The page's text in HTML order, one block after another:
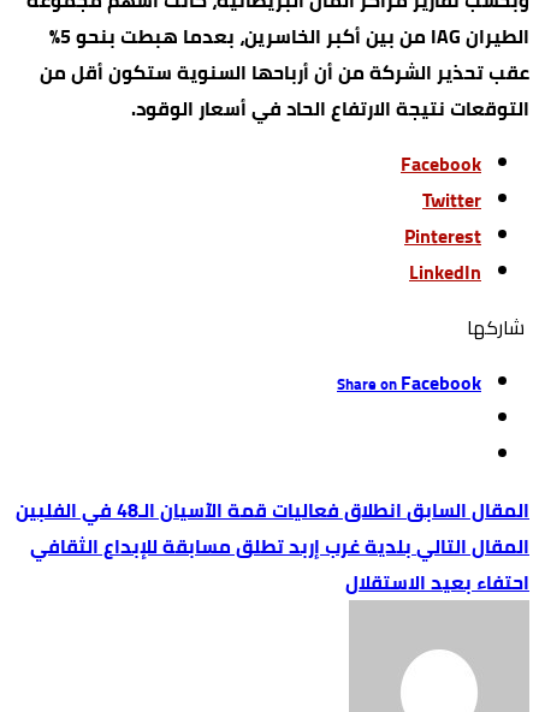
الطيران IAG من بين أكبر الخاسرين، بعدما هبطت بنحو 5%
عقب تحذير الشركة من أن أرباحها السنوية ستكون أقل من
التوقعات نتيجة الارتفاع الحاد في أسعار الوقود.
Facebook
Twitter
Pinterest
LinkedIn
‫‫ شاركها‬
Share onFacebook
انطلاق فعاليات قمة الآسيان الـ48 في الفلبين
بلدية غرب إربد تطلق مسابقة للإبداع الثقافي
احتفاء بعيد الاستقلال